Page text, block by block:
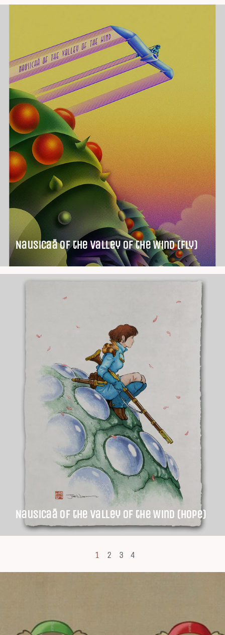
Nausicaä of the Valley of the Wind (Fly)
Nausicaä of the Valley of the Wind (Hope)
1 2 3 4